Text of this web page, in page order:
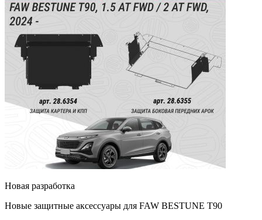
Новая разработка
Новые защитные аксессуары для FAW BESTUNE Т90